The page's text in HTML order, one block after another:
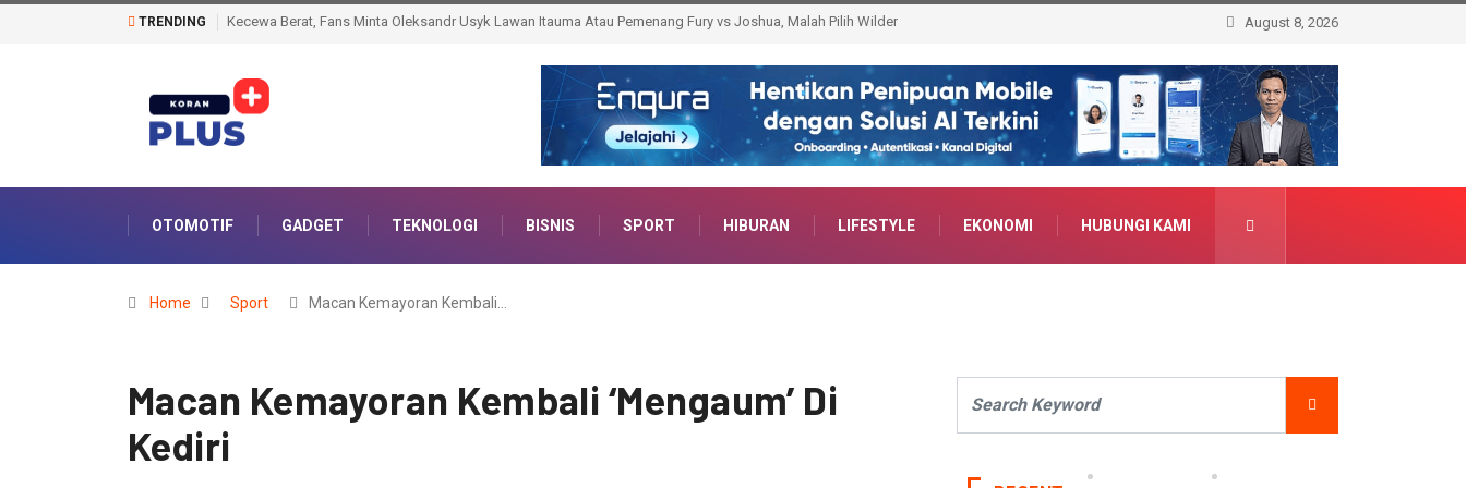
TRENDING Jelang HUT RI ke-81, 36 Capaskibraka Prabumulih Jalani Karantina August 8, 2026
OTOMOTIF GADGET TEKNOLOGI BISNIS SPORT HIBURAN LIFESTYLE EKONOMI HUBUNGI KAMI
Home Sport Macan Kemayoran Kembali…
Macan Kemayoran Kembali ‘Mengaum’ Di
Kediri